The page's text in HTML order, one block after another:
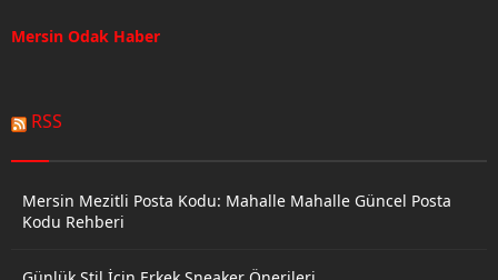
Mersin Odak Haber
RSS
Mersin Mezitli Posta Kodu: Mahalle Mahalle Güncel Posta
Kodu Rehberi